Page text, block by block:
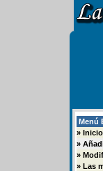
Menú
» Inicio
»
»
» Las